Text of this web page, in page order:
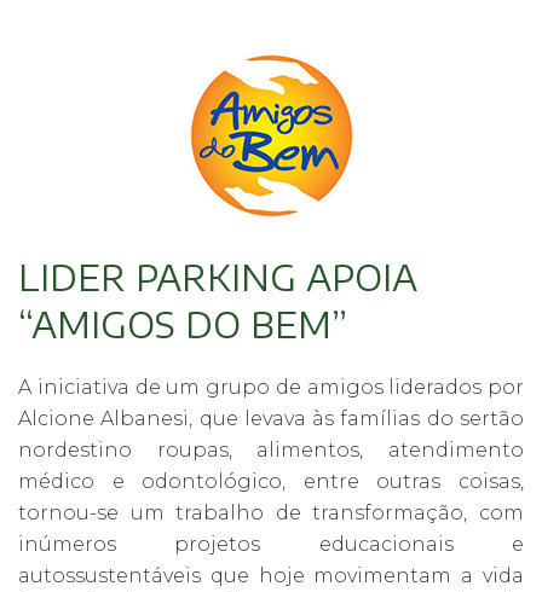
LIDER PARKING APOIA
“AMIGOS DO BEM”
A iniciativa de um grupo de amigos liderados por
Alcione Albanesi, que levava às famílias do sertão
nordestino roupas, alimentos, atendimento
médico e odontológico, entre outras coisas,
tornou-se um trabalho de transformação, com
inúmeros projetos educacionais e
autossustentáveis que hoje movimentam a vida